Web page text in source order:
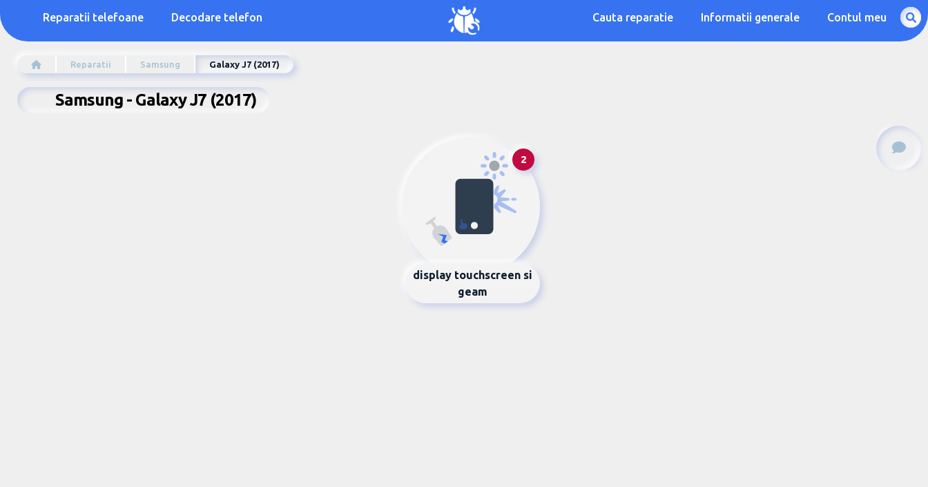
Reparatii telefoane Decodare telefon Cauta reparatie Informatii generale Contul meu
Reparatii Samsung Galaxy J7 (2017)
Samsung - Galaxy J7 (2017)
2
display touchscreen si
geam